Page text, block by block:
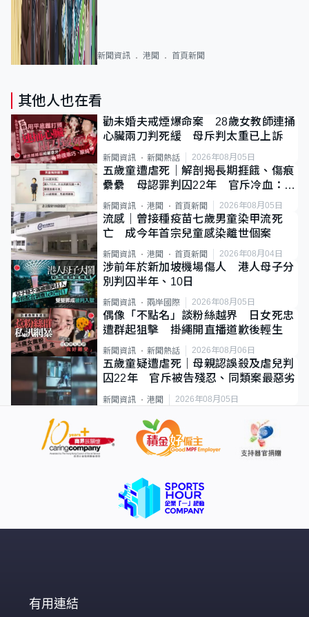
新聞資訊 港聞 首頁新聞
其他人也在看
勸未婚夫戒煙爆命案 28歲女教師連捅
心臟兩刀判死緩 母斥判太重已上訴
新聞資訊 新聞熱話 2026年08月05日
五歲童遭虐死｜解剖揭長期捱餓、傷痕
纍纍 母認罪判囚22年 官斥冷血：同
類案最惡劣
新聞資訊 港聞 首頁新聞 2026年08月05日
流感｜曾接種疫苗七歲男童染甲流死
亡 成今年首宗兒童感染離世個案
新聞資訊 港聞 首頁新聞 2026年08月04日
涉前年於新加坡機場傷人 港人母子分
別判囚半年、10日
新聞資訊 兩岸國際 2026年08月05日
偶像「不點名」談粉絲越界 日女死忠
遭群起狙擊 掛繩開直播道歉後輕生
新聞資訊 新聞熱話 2026年08月06日
五歲童疑遭虐死｜母親認誤殺及虐兒判
囚22年 官斥被告殘忍、同類案最惡劣
新聞資訊 港聞 2026年08月05日
有用連結